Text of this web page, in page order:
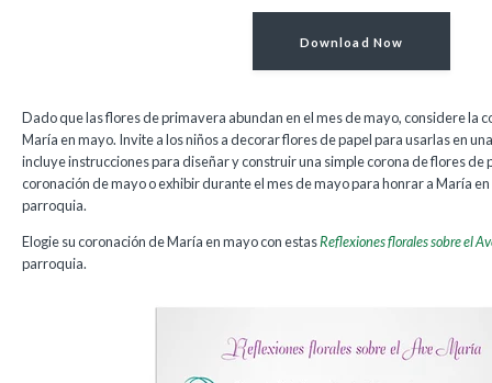
Download Now
Dado que las flores de primavera abundan en el mes de mayo, considere la
María en mayo. Invite a los niños a decorar flores de papel para usarlas en
incluye instrucciones para diseñar y construir una simple corona de flores de
coronación de mayo o exhibir durante el mes de mayo para honrar a María en
parroquia.
Elogie su coronación de María en mayo con estasReflexiones florales sobre el
parroquia.